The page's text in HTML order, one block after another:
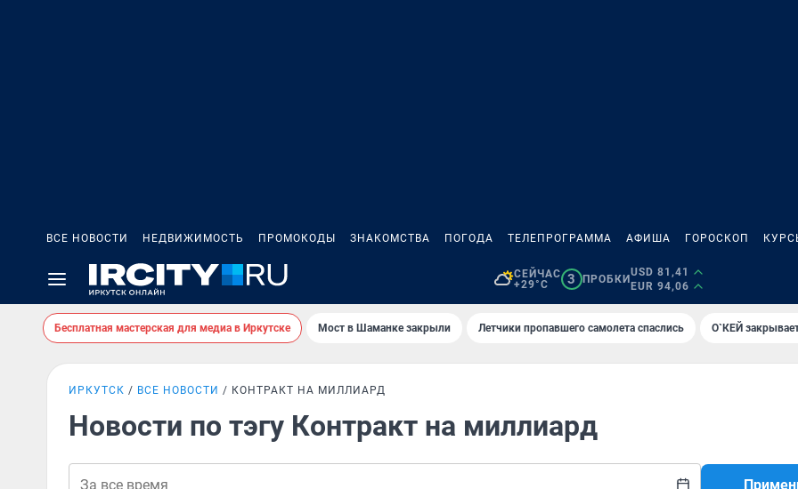
ВСЕ НОВОСТИ НЕДВИЖИМОСТЬ ПРОМОКОДЫ ЗНАКОМСТВА ПОГОДА ТЕЛЕПРОГРАММА АФИША ГОРОСКОП
СЕЙЧАС
+29°C
3 ПРОБКИ
USD 81,41
EUR 94,06
Бесплатная мастерская для медиа в Иркутске Мост в Шаманке закрыли Летчики пропавшего самолета спаслись О`КЕЙ
ИРКУТСК ВСЕ НОВОСТИ КОНТРАКТ НА МИЛЛИАРД
Новости по тэгу Контракт на миллиард